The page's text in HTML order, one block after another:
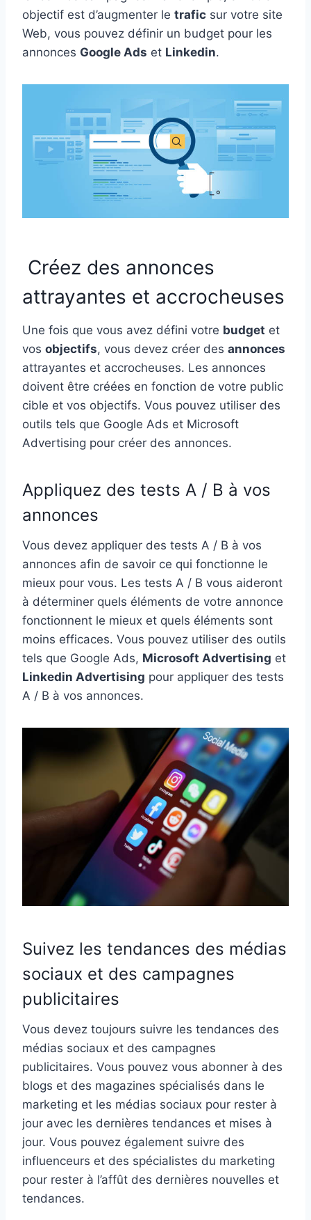
objectif est d’augmenter le trafic sur votre site
Web, vous pouvez définir un budget pour les
annonces Google Ads et Linkedin.
Créez des annonces
attrayantes et accrocheuses
Une fois que vous avez défini votre budget et
vos objectifs, vous devez créer des annonces
attrayantes et accrocheuses. Les annonces
doivent être créées en fonction de votre public
cible et vos objectifs. Vous pouvez utiliser des
outils tels que Google Ads et Microsoft
Advertising pour créer des annonces.
Appliquez des tests A / B à vos
annonces
Vous devez appliquer des tests A / B à vos
annonces afin de savoir ce qui fonctionne le
mieux pour vous. Les tests A / B vous aideront
à déterminer quels éléments de votre annonce
fonctionnent le mieux et quels éléments sont
moins efficaces. Vous pouvez utiliser des outils
tels que Google Ads, Microsoft Advertising et
Linkedin Advertising pour appliquer des tests
A / B à vos annonces.
Suivez les tendances des médias
sociaux et des campagnes
publicitaires
Vous devez toujours suivre les tendances des
médias sociaux et des campagnes
publicitaires. Vous pouvez vous abonner à des
blogs et des magazines spécialisés dans le
marketing et les médias sociaux pour rester à
jour avec les dernières tendances et mises à
jour. Vous pouvez également suivre des
influenceurs et des spécialistes du marketing
pour rester à l’affût des dernières nouvelles et
tendances.